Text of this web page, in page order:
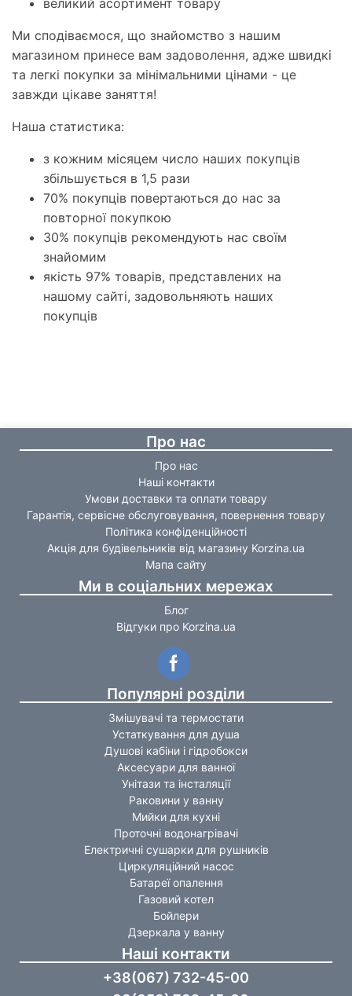
великий асортимент товару
Ми сподіваємося, що знайомство з нашим
магазином принесе вам задоволення, адже швидкі
та легкі покупки за мінімальними цінами - це
завжди цікаве заняття!
Наша статистика:
з кожним місяцем число наших покупців
збільшується в 1,5 рази
70% покупців повертаються до нас за
повторної покупкою
30% покупців рекомендують нас своїм
знайомим
якість 97% товарів, представлених на
нашому сайті, задовольняють наших
покупців
Про нас
Про нас
Наші контакти
Умови доставки та оплати товару
Гарантія, сервісне обслуговування, повернення товару
Політика конфіденційності
Акція для будівельників від магазину Korzina.ua
Мапа сайту
Ми в соціальних мережах
Блог
Відгуки про Korzina.ua
Популярні розділи
Змішувачі та термостати
Устаткування для душа
Душові кабіни і гідробокси
Аксесуари для ванної
Унітази та інсталяції
Раковини у ванну
Мийки для кухні
Проточні водонагрівачі
Електричні сушарки для рушників
Циркуляційний насос
Батареї опалення
Газовий котел
Бойлери
Дзеркала у ванну
Наші контакти
+38(067) 732-45-00